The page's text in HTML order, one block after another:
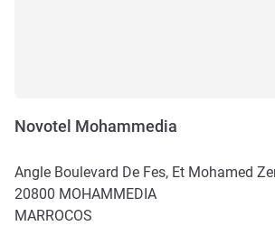
Novotel Mohammedia
Angle Boulevard De Fes, Et Mohamed
20800 MOHAMMEDIA
MARROCOS